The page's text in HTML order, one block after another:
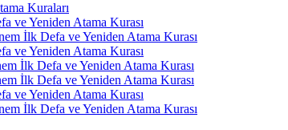
Kuraları
ve Yeniden Atama Kurası
İlk Defa ve Yeniden Atama Kurası
ve Yeniden Atama Kurası
İlk Defa ve Yeniden Atama Kurası
İlk Defa ve Yeniden Atama Kurası
ve Yeniden Atama Kurası
İlk Defa ve Yeniden Atama Kurası